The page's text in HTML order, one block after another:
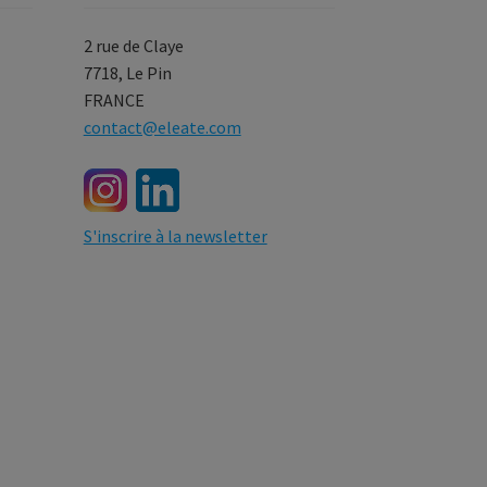
2 rue de Claye
7718, Le Pin
FRANCE
contact@eleate.com
S'inscrire à la newsletter